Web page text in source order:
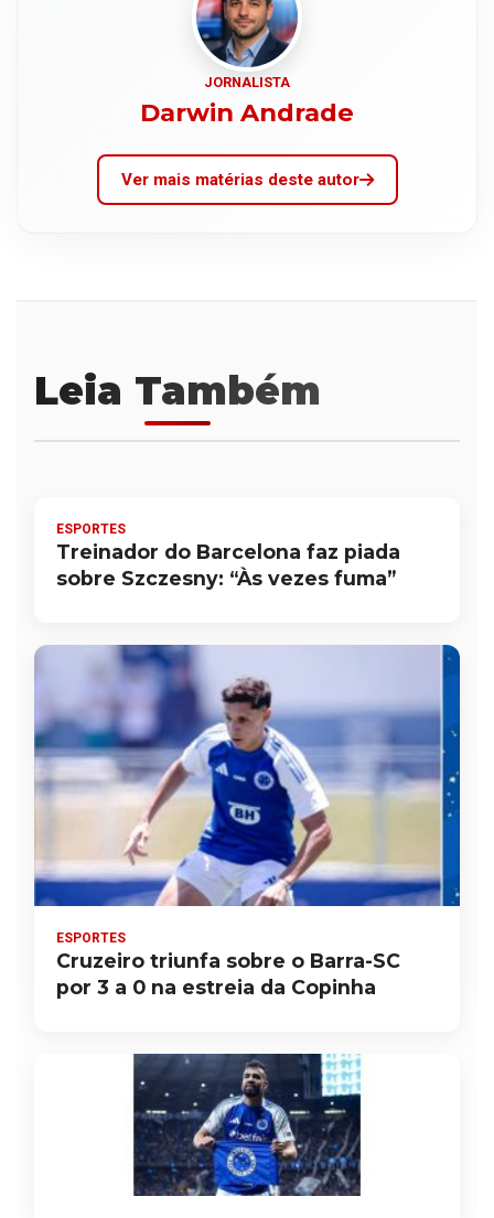
JORNALISTA
Darwin Andrade
Ver mais matérias deste autor
Leia Também
ESPORTES
Treinador do Barcelona faz piada
sobre Szczesny: “Às vezes fuma”
ESPORTES
Cruzeiro triunfa sobre o Barra-SC
por 3 a 0 na estreia da Copinha